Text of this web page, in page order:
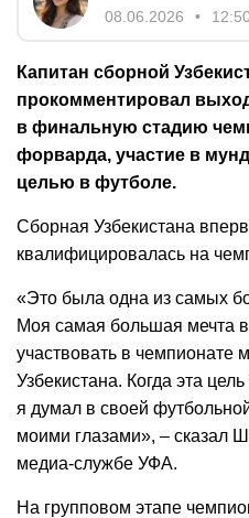
08.06.2026 12:50
Капитан сборной
прокомментировал
в финальную стадию
форварда, участие в
целью в футболе.
Сборная Узбекистана
квалифицировалась на
«Это была одна из самых
Моя самая большая мечта
участвовать в чемпионате
Узбекистана. Когда эта
я думал в своей
моими глазами», – сказал
медиа-службе УФА.
На групповом этапе